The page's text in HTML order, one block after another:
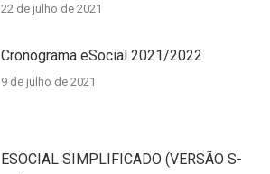
22 de julho de 2021
Cronograma eSocial 2021/2022
9 de julho de 2021
ESOCIAL SIMPLIFICADO (VERSÃO S-